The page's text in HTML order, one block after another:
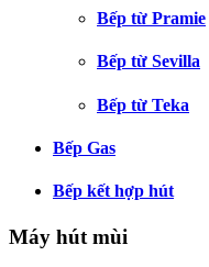
Bếp từ Pramie
Bếp từ Sevilla
Bếp từ Teka
Bếp Gas
Bếp kết hợp hút
Máy hút mùi